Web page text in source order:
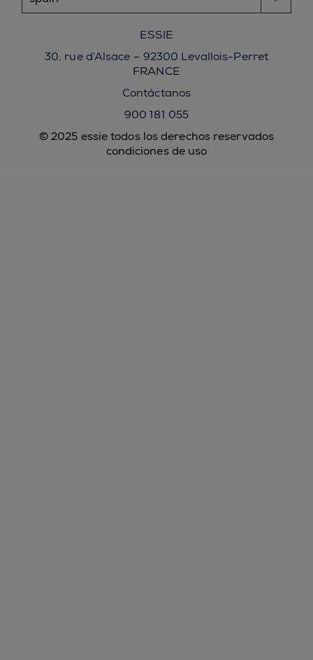
© 2025 essie todos los derechos reservados
condiciones de uso
ESSIE
30, rue d’Alsace – 92300 Levallois-Perret
FRANCE
Contáctanos
900 181 055